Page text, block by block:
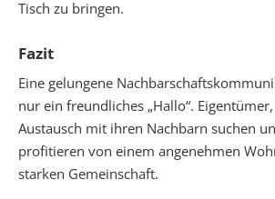
Tisch zu bringen.
Fazit
Eine gelungene
nur ein freundliches „Hallo“.
Austausch mit ihren Nachbarn suchen
profitieren von einem angenehmen
starken Gemeinschaft.